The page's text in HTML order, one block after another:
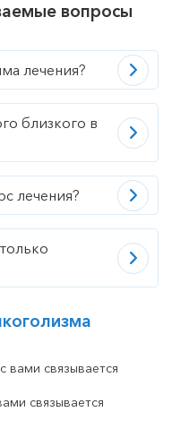
вопросы
лечения?
близкого в
лечения?
связывается